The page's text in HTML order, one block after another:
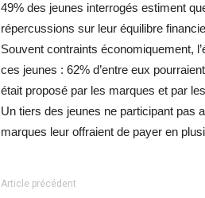
49% des jeunes interrogés estiment
répercussions sur leur équilibre
Souvent contraints économiquement,
ces jeunes : 62% d’entre eux
était proposé par les marques et par
Un tiers des jeunes ne participant pas
marques leur offraient de payer en
Article précédent